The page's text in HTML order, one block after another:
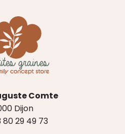
Comte
Dijon
80 29 49 73